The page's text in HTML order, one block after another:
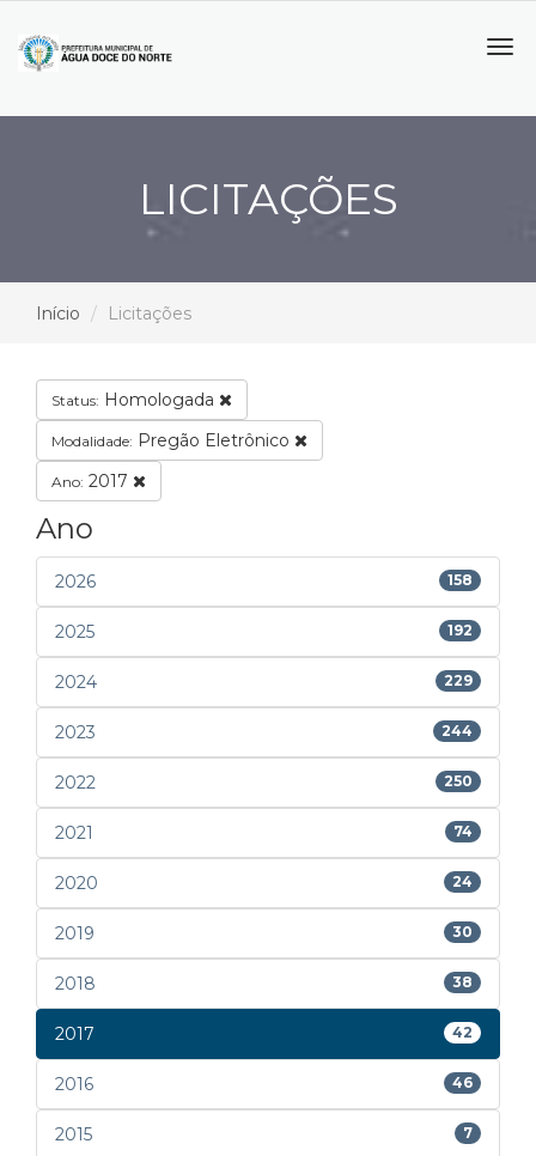
LICITAÇÕES
Início Licitações
Status: Homologada
Modalidade: Pregão Eletrônico
Ano: 2017
Ano
2026 158
2025 192
2024 229
2023 244
2022 250
2021 74
2020 24
2019 30
2018 38
2017 42
2016 46
2015 7